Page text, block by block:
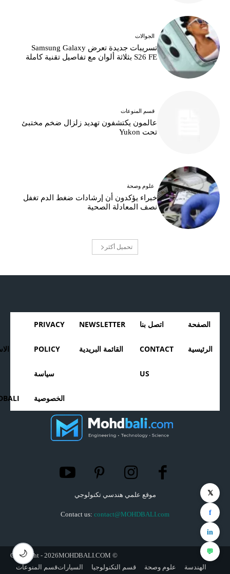
الجوالات
تسريبات جديدة تعرض Samsung Galaxy
S26 FE بثلاثة ألوان مع تفاصيل تقنية كاملة
قسم المنوعات
عالمون يكتشفون تهديد زلزال ضخم مختبئ
تحت Yukon
علوم وصحة
خبراء يؤكدون أن إرشادات ضغط الدم تغفل
نصف المعادلة الصحية
تحميل أكثر
الصفحة
الرئيسية
اتصل بنا
CONTACT
US
NEWSLETTER
القائمة البريدية
PRIVACY
POLICY
سياسة
الخصوصية
موقع علمي هندسي تكنولوجي
Contact us: contact@MOHDBALI.com
© Copyright - 2026MOHDBALI.COM
الهندسة
علوم وصحة قسم التكنولوجيا السياراتقسم المنوعات
🌙
𝕏
f
in
💬